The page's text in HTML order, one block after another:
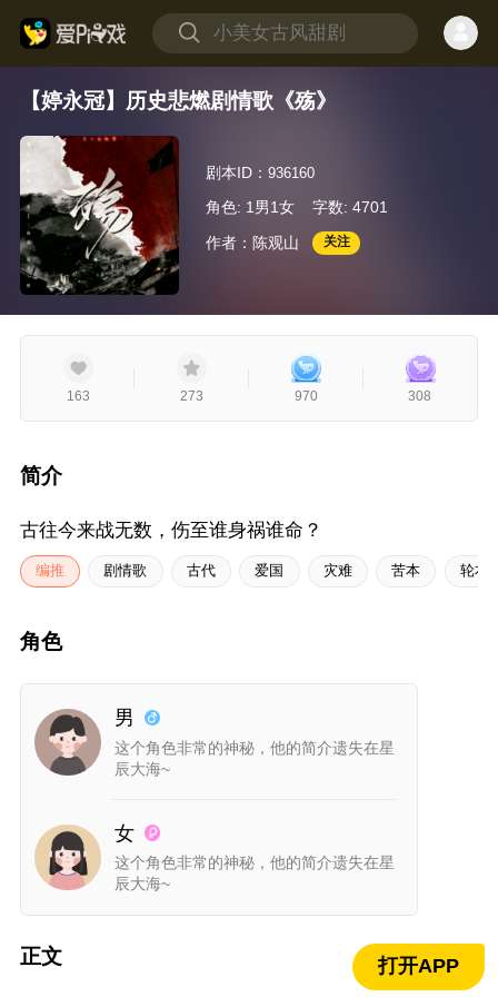
【婷永冠】历史悲燃剧情歌《殇》
剧本ID：936160
角色: 1男1女
字数: 4701
作者：陈观山
关注
163 273 970 308
简介
古往今来战无数，伤至谁身祸谁命？
编推 剧情歌 古代 爱国 灾难 苦本 轮本
角色
男
这个角色非常的神秘，他的简介遗失在星
辰大海~
女
这个角色非常的神秘，他的简介遗失在星
辰大海~
正文 打开APP